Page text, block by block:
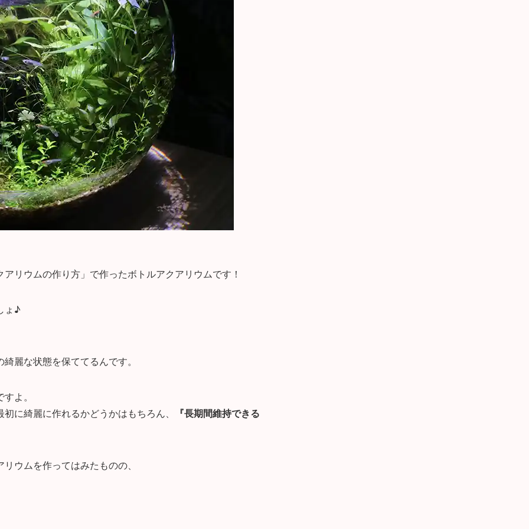
リウムの作り方」で作ったボトルアクアリウムです！
ょ♪
麗な状態を保ててるんです。
よ。
に綺麗に作れるかどうかはもちろん、
『長期間維持できる
ウムを作ってはみたものの、